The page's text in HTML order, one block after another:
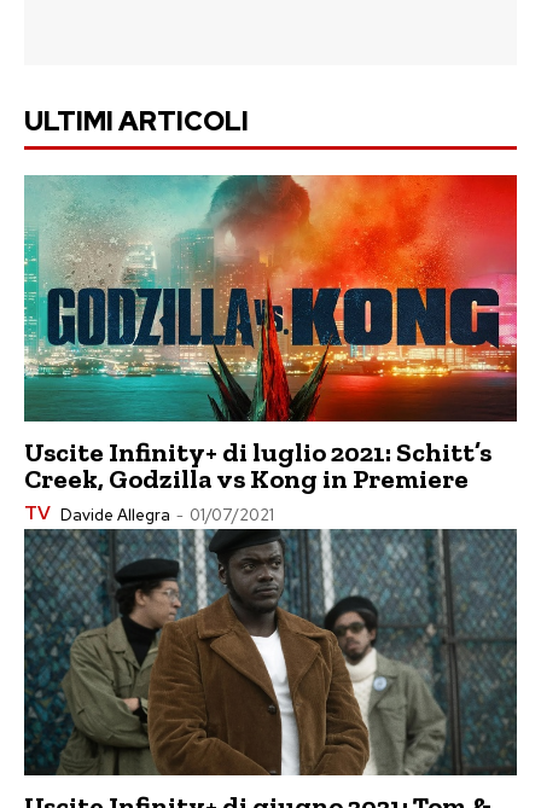
ULTIMI ARTICOLI
Uscite Infinity+ di luglio 2021: Schitt’s
Creek, Godzilla vs Kong in Premiere
TV Davide Allegra - 01/07/2021